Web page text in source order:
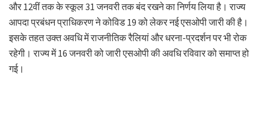
और 12वीं तक के स्कूल 31 जनवरी तक बंद रखने का निर्णय लिया है। राज्य
आपदा प्रबंधन प्राधिकरण ने कोविड 19 को लेकर नई एसओपी जारी की है।
इसके तहत उक्त अवधि में राजनीतिक रैलियां और धरना-प्रदर्शन पर भी रोक
रहेगी। राज्य में 16 जनवरी को जारी एसओपी की अवधि रविवार को समाप्त हो
गई।